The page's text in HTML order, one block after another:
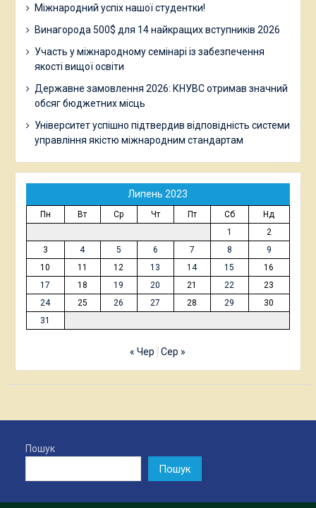
Міжнародний успіх нашої студентки!
Винагорода 500$ для 14 найкращих вступників 2026
Участь у міжнародному семінарі із забезпечення
якості вищої освіти
Державне замовлення 2026: КНУВС отримав значний
обсяг бюджетних місць
Університет успішно підтвердив відповідність системи
управління якістю міжнародним стандартам
Липень 2023
Пн Вт Ср Чт Пт Сб
Нд
1
2
3
4 5 6 7 8
9
10
11 12 13 14 15
16
17
18 19 20 21 22
23
24
25 26 27 28 29
30
31
« Чер Сер »
Пошук
Пошук